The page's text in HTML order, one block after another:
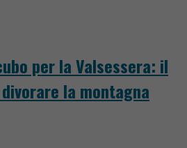
per la Valsessera: il
la montagna